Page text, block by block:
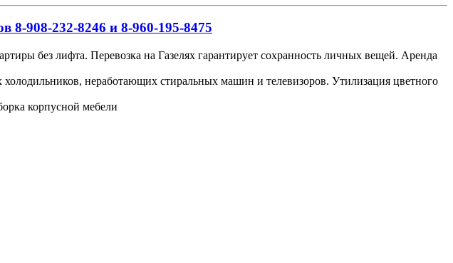
8-908-232-8246 и 8-960-195-8475
без лифта. Перевозка на Газелях гарантирует сохранность личных вещей. Аренда
неработающих стиральных машин и телевизоров. Утилизация цветного
корпусной мебели